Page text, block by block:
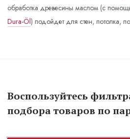
обработка древесины маслом (с
Dura-Öl) подойдет для стен, потолка,
Воспользуйтесь
подбора товаров по